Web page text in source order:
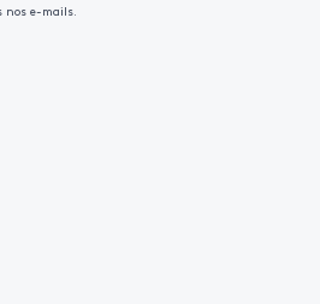
nos e-mails.